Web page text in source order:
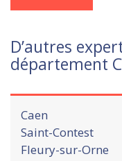
D’autres
département
Caen
Saint-Contest
Fleury-sur-Orne